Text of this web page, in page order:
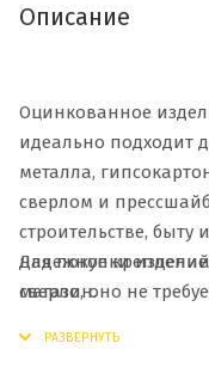
Описание
Оцинкованное
идеально подходит
металла,
сверлом и
строительстве, быту
надежное
сверло, оно не
Для покупки
магазин.